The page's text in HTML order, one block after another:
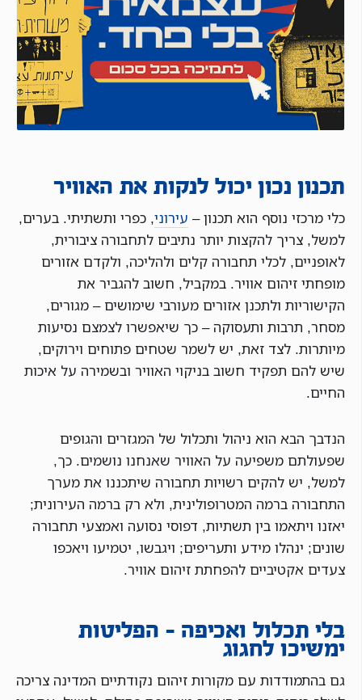
תכנון נכון יכול לנקות את האוויר
כלי מרכזי נוסף הוא תכנון – עירוני, כפרי ותשתיתי. בערים,
למשל, צריך להקצות יותר נתיבים לתחבורה ציבורית,
לאופניים, לכלי תחבורה קלים ולהליכה, ולקדם אזורים
מופחתי זיהום אוויר. במקביל, חשוב להגביר את
הקישוריות ולתכנן אזורים מעורבי שימושים – מגורים,
מסחר, תרבות ותעסוקה – כך שיאפשרו לצמצם נסיעות
מיותרות. לצד זאת, יש לשמר שטחים פתוחים וירוקים,
שיש להם תפקיד חשוב בניקוי האוויר ובשמירה על איכות
החיים.
הנדבך הבא הוא ניהול ותכלול של המגזרים והגופים
שפעולתם משפיעה על האוויר שאנחנו נושמים. כך,
למשל, יש להקים רשויות תחבורה שיתכננו את מערך
התחבורה ברמה המטרופולינית, ולא רק ברמה העירונית;
יאזנו ויתאמו בין תשתיות, דפוסי נסועה ואמצעי תחבורה
שונים; ינהלו מידע ותעריפים; ויגבשו, יטמיעו ויאכפו
צעדים אקטיביים להפחתת זיהום אוויר.
בלי תכלול ואכיפה – הפליטות
ימשיכו לחגוג
גם בהתמודדות עם מקורות זיהום נקודתיים המדינה צריכה